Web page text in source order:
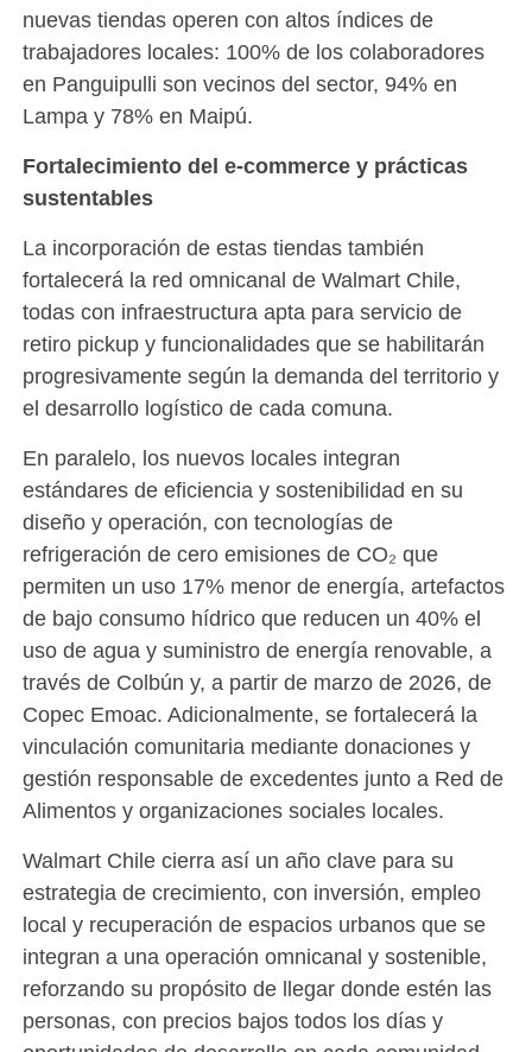
nuevas tiendas operen con altos índices de
trabajadores locales: 100% de los colaboradores
en Panguipulli son vecinos del sector, 94% en
Lampa y 78% en Maipú.
Fortalecimiento del e-commerce y prácticas
sustentables
La incorporación de estas tiendas también
fortalecerá la red omnicanal de Walmart Chile,
todas con infraestructura apta para servicio de
retiro pickup y funcionalidades que se habilitarán
progresivamente según la demanda del territorio y
el desarrollo logístico de cada comuna.
En paralelo, los nuevos locales integran
estándares de eficiencia y sostenibilidad en su
diseño y operación, con tecnologías de
refrigeración de cero emisiones de CO₂ que
permiten un uso 17% menor de energía, artefactos
de bajo consumo hídrico que reducen un 40% el
uso de agua y suministro de energía renovable, a
través de Colbún y, a partir de marzo de 2026, de
Copec Emoac. Adicionalmente, se fortalecerá la
vinculación comunitaria mediante donaciones y
gestión responsable de excedentes junto a Red de
Alimentos y organizaciones sociales locales.
Walmart Chile cierra así un año clave para su
estrategia de crecimiento, con inversión, empleo
local y recuperación de espacios urbanos que se
integran a una operación omnicanal y sostenible,
reforzando su propósito de llegar donde estén las
personas, con precios bajos todos los días y